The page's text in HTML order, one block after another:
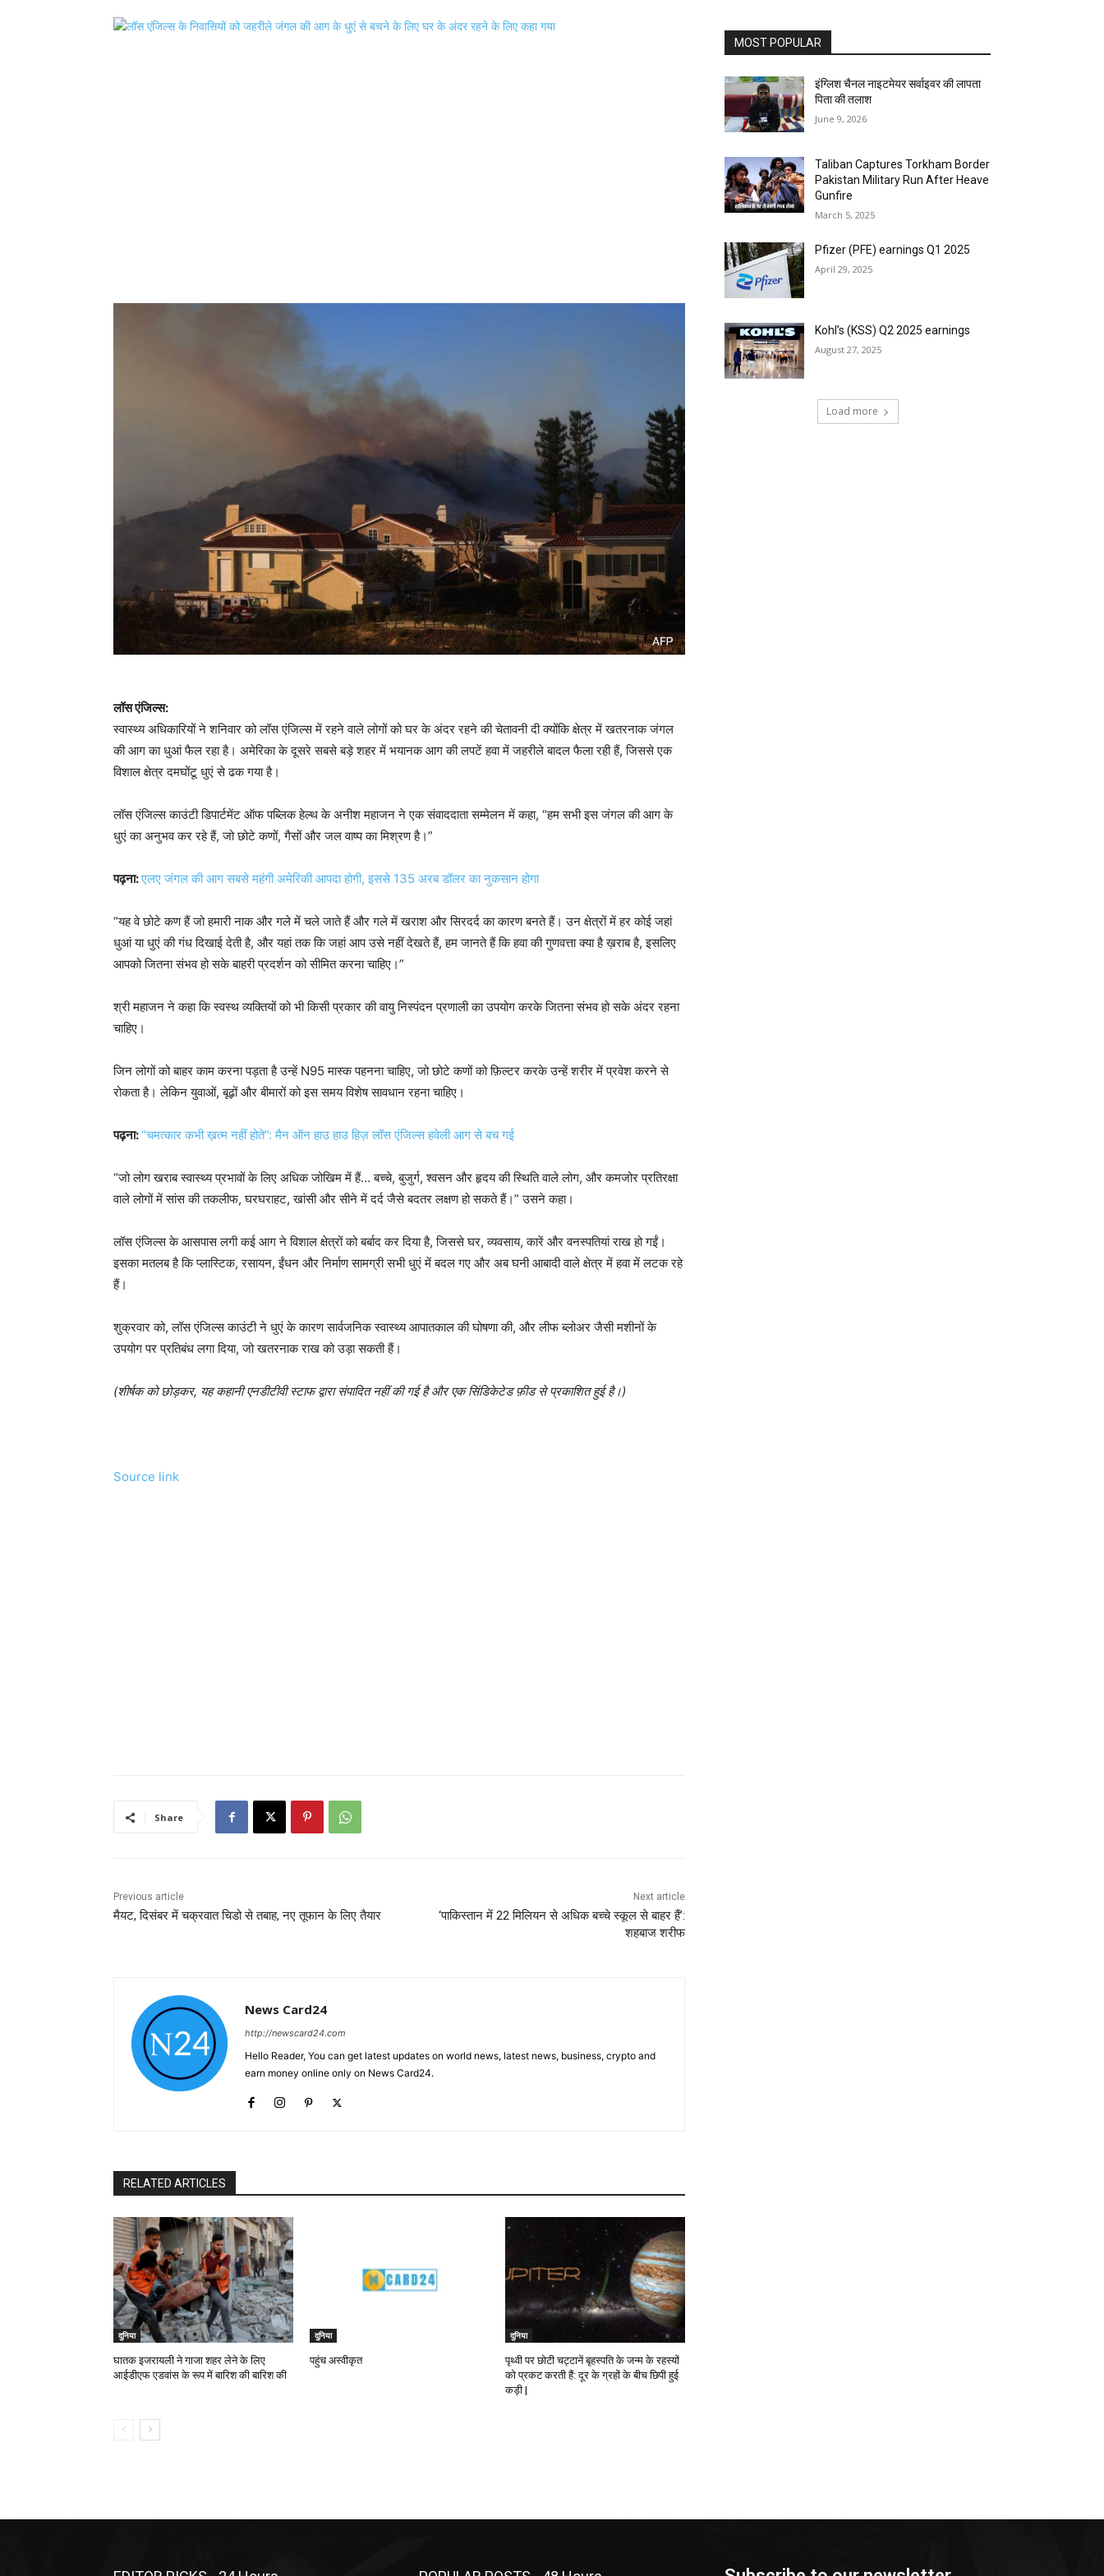
लॉस एंजिल्स:
स्वास्थ्य अधिकारियों ने शनिवार को लॉस एंजिल्स में रहने वाले लोगों को घर के अंदर रहने की चेतावनी दी क्योंकि क्षेत्र में खतरनाक जंगल
की आग का धुआं फैल रहा है। अमेरिका के दूसरे सबसे बड़े शहर में भयानक आग की लपटें हवा में जहरीले बादल फैला रही हैं, जिससे एक
विशाल क्षेत्र दमघोंटू धुएं से ढक गया है।
लॉस एंजिल्स काउंटी डिपार्टमेंट ऑफ पब्लिक हेल्थ के अनीश महाजन ने एक संवाददाता सम्मेलन में कहा, “हम सभी इस जंगल की आग के
धुएं का अनुभव कर रहे हैं, जो छोटे कणों, गैसों और जल वाष्प का मिश्रण है।”
पढ़ना:एलए जंगल की आग सबसे महंगी अमेरिकी आपदा होगी, इससे 135 अरब डॉलर का नुकसान होगा
“यह वे छोटे कण हैं जो हमारी नाक और गले में चले जाते हैं और गले में खराश और सिरदर्द का कारण बनते हैं। उन क्षेत्रों में हर कोई जहां
धुआं या धुएं की गंध दिखाई देती है, और यहां तक ​​​​कि जहां आप उसे नहीं देखते हैं, हम जानते हैं कि हवा की गुणवत्ता क्या है ख़राब है, इसलिए
आपको जितना संभव हो सके बाहरी प्रदर्शन को सीमित करना चाहिए।”
श्री महाजन ने कहा कि स्वस्थ व्यक्तियों को भी किसी प्रकार की वायु निस्पंदन प्रणाली का उपयोग करके जितना संभव हो सके अंदर रहना
चाहिए।
जिन लोगों को बाहर काम करना पड़ता है उन्हें N95 मास्क पहनना चाहिए, जो छोटे कणों को फ़िल्टर करके उन्हें शरीर में प्रवेश करने से
रोकता है। लेकिन युवाओं, बूढ़ों और बीमारों को इस समय विशेष सावधान रहना चाहिए।
पढ़ना:“चमत्कार कभी ख़त्म नहीं होते”: मैन ऑन हाउ हाउ हिज़ लॉस एंजिल्स हवेली आग से बच गई
“जो लोग खराब स्वास्थ्य प्रभावों के लिए अधिक जोखिम में हैं… बच्चे, बुजुर्ग, श्वसन और हृदय की स्थिति वाले लोग, और कमजोर प्रतिरक्षा
वाले लोगों में सांस की तकलीफ, घरघराहट, खांसी और सीने में दर्द जैसे बदतर लक्षण हो सकते हैं।” उसने कहा।
लॉस एंजिल्स के आसपास लगी कई आग ने विशाल क्षेत्रों को बर्बाद कर दिया है, जिससे घर, व्यवसाय, कारें और वनस्पतियां राख हो गईं।
इसका मतलब है कि प्लास्टिक, रसायन, ईंधन और निर्माण सामग्री सभी धुएं में बदल गए और अब घनी आबादी वाले क्षेत्र में हवा में लटक रहे
हैं।
शुक्रवार को, लॉस एंजिल्स काउंटी ने धुएं के कारण सार्वजनिक स्वास्थ्य आपातकाल की घोषणा की, और लीफ ब्लोअर जैसी मशीनों के
उपयोग पर प्रतिबंध लगा दिया, जो खतरनाक राख को उड़ा सकती हैं।
(शीर्षक को छोड़कर, यह कहानी एनडीटीवी स्टाफ द्वारा संपादित नहीं की गई है और एक सिंडिकेटेड फ़ीड से प्रकाशित हुई है।)
Source link
Share
Previous article
मैयट, दिसंबर में चक्रवात चिडो से तबाह, नए तूफान के लिए तैयार
Next article
‘पाकिस्तान में 22 मिलियन से अधिक बच्चे स्कूल से बाहर हैं’:
शहबाज शरीफ
News Card24
http://newscard24.com
Hello Reader, You can get latest updates on world news, latest news, business, crypto and
earn money online only on News Card24.
RELATED ARTICLES
दुनिया
घातक इजरायली ने गाजा शहर लेने के लिए
आईडीएफ एडवांस के रूप में बारिश की बारिश की
दुनिया
पहुंच अस्वीकृत
दुनिया
पृथ्वी पर छोटी चट्टानें बृहस्पति के जन्म के रहस्यों
को प्रकट करती हैं: दूर के ग्रहों के बीच छिपी हुई
कड़ी |
MOST POPULAR
इंग्लिश चैनल नाइटमेयर सर्वाइवर की लापता
पिता की तलाश
June 9, 2026
Taliban Captures Torkham Border
Pakistan Military Run After Heave
Gunfire
March 5, 2025
Pfizer (PFE) earnings Q1 2025
April 29, 2025
Kohl’s (KSS) Q2 2025 earnings
August 27, 2025
Load more